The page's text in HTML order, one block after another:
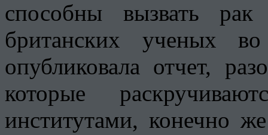
способны вызвать
британских ученых
опубликовала отчет,
которые
институтами, конечно